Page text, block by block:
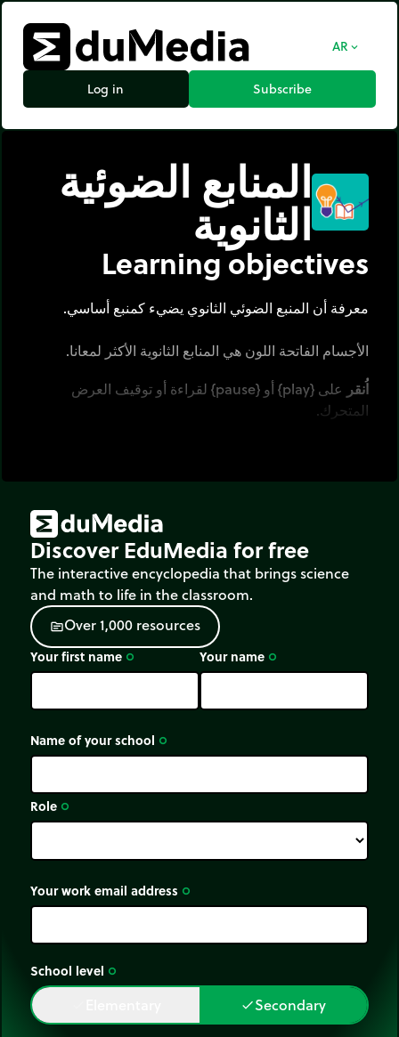
AR expand_more
Log in Subscribe
المنابع الضوئية
الثانوية
Learning objectives
معرفة أن المنبع الضوئي الثانوي يضيء كمنبع أساسي.
الأجسام الفاتحة اللون هي المنابع الثانوية الأكثر لمعانا.
اُنقر
على {play} أو {pause} لقراءة أو توقيف العرض
المتحرك.
Discover EduMedia for free
The interactive encyclopedia that brings science
and math to life in the classroom.
sourceOver1,000 resources
Your first name trip_origin Your name trip_origin
Name of your school trip_origin
Role trip_origin
Your work email address trip_origin
School level trip_origin
doneSecondary